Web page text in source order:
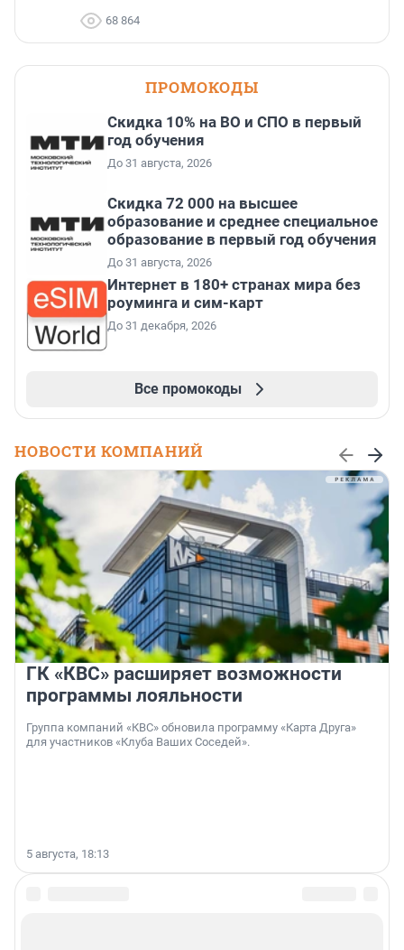
68 864
ПРОМОКОДЫ
Скидка 10% на ВО и СПО в первый
год обучения
До 31 августа, 2026
Скидка 72 000 на высшее
образование и среднее специальное
образование в первый год обучения
До 31 августа, 2026
Интернет в 180+ странах мира без
роуминга и сим-карт
До 31 декабря, 2026
Все промокоды
НОВОСТИ КОМПАНИЙ
ГК «КВС» расширяет возможности
программы лояльности
Группа компаний «КВС» обновила программу «Карта Друга»
для участников «Клуба Ваших Соседей».
5 августа, 18:13